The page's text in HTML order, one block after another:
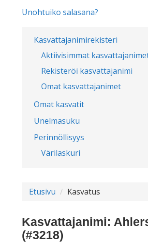
Kasvattajanimirekisteri
Aktiivisimmat
Rekisteröi kasvattajanimi
Omat kasvattajanimet
Omat kasvatit
Unelmasuku
Perinnöllisyys
Värilaskuri
Unohtuiko salasana?
Etusivu Kasvatus
Kasvattajanimi:
(#3218)